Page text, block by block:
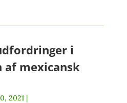
i
mexicansk
2021|